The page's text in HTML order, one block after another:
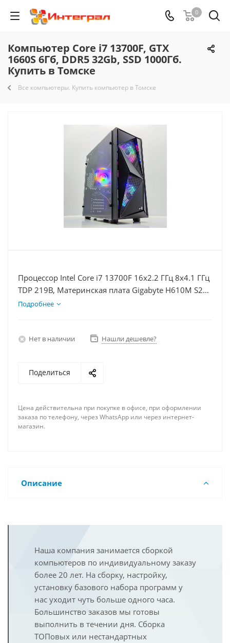
0
Компьютер Core i7 13700F, GTX
1660S 6Гб, DDR5 32Gb, SSD 1000Гб.
Купить в Томске
Все компьютеры. Купить компьютер в Томске
Процессор Intel Core i7 13700F 16x2.2 ГГц 8x4.1 ГГц
TDP 219В, Материнская плата Gigabyte H610M S2H
V2, Видеокарта GTX 1660S 6Гб, Память DDR5 32Gb,
Подробнее
Нет в наличии Нашли дешевле?
Поделиться
Цена действительна при покупке в офисе, при оформлении
заказа по телефону, через WhatsApp или через интернет-
магазин.
Описание
Наша компания занимается сборкой
компьютеров по индивидуальному заказу
более 20 лет. На сборку, настройку,
установку базового набора программ у
нас уходит чуть больше одного часа.
Большинство заказов мы готовы
выполнить в течении дня. Сборка
ТОПовых или нестандартных